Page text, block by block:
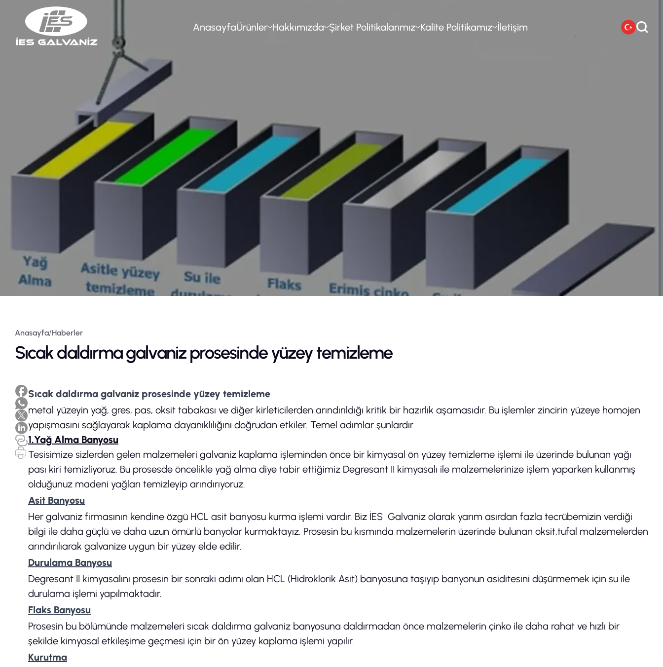
AnasayfaÜrünler
Otokorkuluk Sistemleri
Poligon Aydınlatma Direkleri
Kaynaklı İmalat
Hakkımızda
Haberler
Galeri
E-Katalog
Bilgi Toplumu Hizmetleri
Şirket Politikalarımız
İş Sağlığı ve Güvenliği
Etik İlkeler ve Sosya Uyum
Entegre Yönetim Sistemi
Kalite Politikamız
Kalite Güvence
Sertifikalar
İletişim
Anasayfa/Haberler
Sıcak daldırma galvaniz prosesinde yüzey temizleme
Sıcak daldırma galvaniz prosesinde yüzey temizleme
metal yüzeyin yağ, gres, pas, oksit tabakası ve diğer kirleticilerden arındırıldığı kritik bir hazırlık aşamasıdır. Bu işlemler zincirin yüzeye homojen
yapışmasını sağlayarak kaplama dayanıklılığını doğrudan etkiler. Temel adımlar şunlardır
1.Yağ Alma Banyosu
Tesisimize sizlerden gelen malzemeleri galvaniz kaplama işleminden önce bir kimyasal ön yüzey temizleme işlemi ile üzerinde bulunan yağı
pası kiri temizliyoruz. Bu prosesde öncelikle yağ alma diye tabir ettiğimiz Degresant II kimyasalı ile malzemelerinize işlem yaparken kullanmış
olduğunuz madeni yağları temizleyip arındırıyoruz.
Asit Banyosu
Her galvaniz firmasının kendine özgü HCL asit banyosu kurma işlemi vardır. Biz İES Galvaniz olarak yarım asırdan fazla tecrübemizin verdiği
bilgi ile daha güçlü ve daha uzun ömürlü banyolar kurmaktayız. Prosesin bu kısmında malzemelerin üzerinde bulunan oksit,tufal malzemelerden
arındırılıarak galvanize uygun bir yüzey elde edilir.
Durulama Banyosu
Degresant II kimyasalını prosesin bir sonraki adımı olan HCL (Hidroklorik Asit) banyosuna taşıyıp banyonun asiditesini düşürmemek için su ile
durulama işlemi yapılmaktadır.
Flaks Banyosu
Prosesin bu bölümünde malzemeleri sıcak daldırma galvaniz banyosuna daldırmadan önce malzemelerin çinko ile daha rahat ve hızlı bir
şekilde kimyasal etkileşime geçmesi için bir ön yüzey kaplama işlemi yapılır.
Kurutma